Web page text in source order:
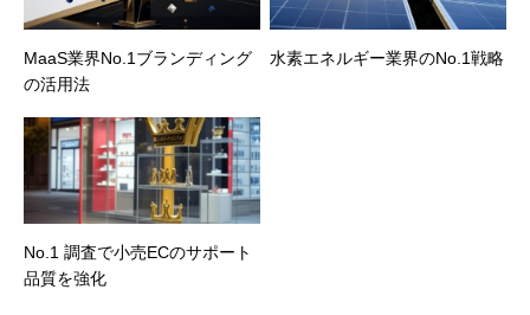
MaaS業界No.1ブランディング
の活用法
水素エネルギー業界のNo.1戦略
No.1 調査で小売ECのサポート
品質を強化